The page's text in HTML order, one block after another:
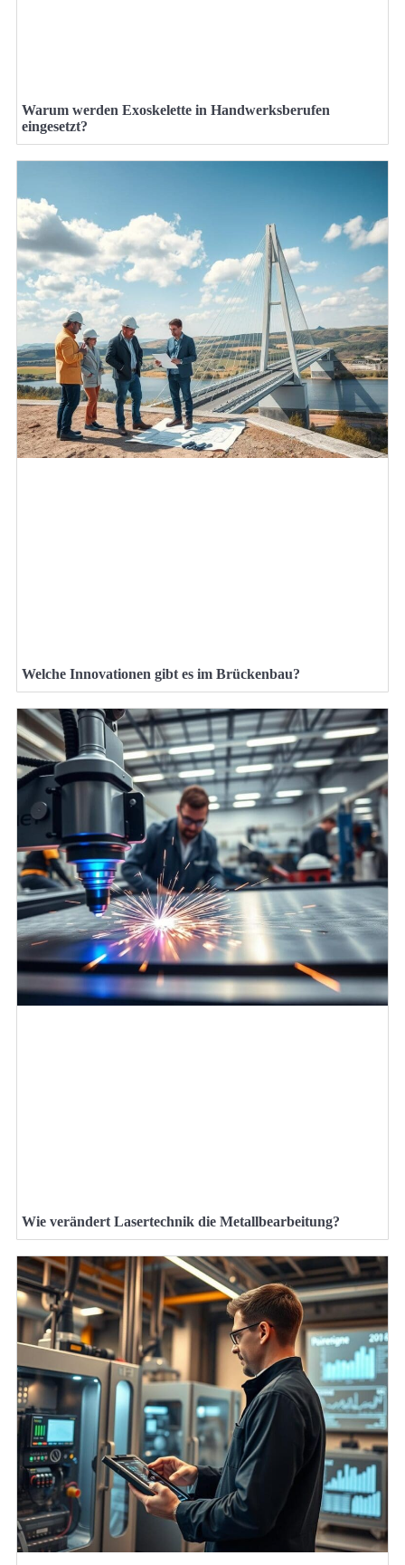
Warum werden Exoskelette in Handwerksberufen
eingesetzt?
Welche Innovationen gibt es im Brückenbau?
Wie verändert Lasertechnik die Metallbearbeitung?